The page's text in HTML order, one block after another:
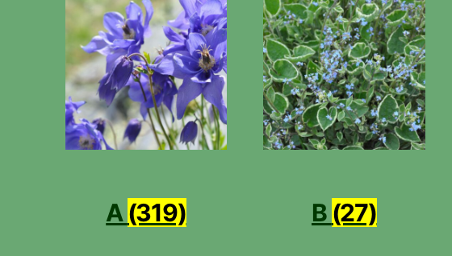
A (319) B (27)